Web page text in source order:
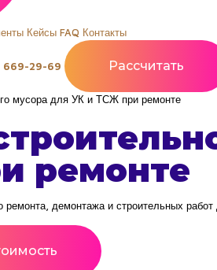
Кейсы FAQ Контакты
669-29-69 Рассчитать
мусора для УК и ТСЖ при ремонте
ремонте
ремонта, демонтажа и строительных